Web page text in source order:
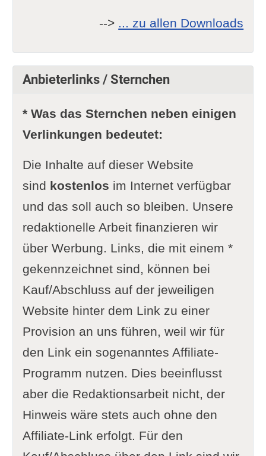
--> ... zu allen Downloads
Anbieterlinks / Sternchen
* Was das Sternchen neben einigen
Verlinkungen bedeutet:
Die Inhalte auf dieser Website
sind kostenlos im Internet verfügbar
und das soll auch so bleiben. Unsere
redaktionelle Arbeit finanzieren wir
über Werbung. Links, die mit einem *
gekennzeichnet sind, können bei
Kauf/Abschluss auf der jeweiligen
Website hinter dem Link zu einer
Provision an uns führen, weil wir für
den Link ein sogenanntes Affiliate-
Programm nutzen. Dies beeinflusst
aber die Redaktionsarbeit nicht, der
Hinweis wäre stets auch ohne den
Affiliate-Link erfolgt. Für den